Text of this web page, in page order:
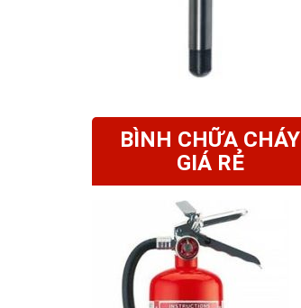
BÌNH CHỮA CHÁY
GIÁ RẺ